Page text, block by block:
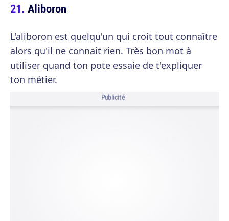
Aliboron
L'aliboron est quelqu'un qui croit tout connaître
alors qu'il ne connait rien. Très bon mot à
utiliser quand ton pote essaie de t'expliquer
ton métier.
Publicité